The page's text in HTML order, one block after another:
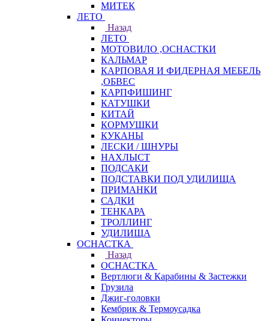
МИТЕК
ЛЕТО
Назад
ЛЕТО
МОТОВИЛО ,ОСНАСТКИ
КАЛЬМАР
КАРПОВАЯ И ФИДЕРНАЯ МЕБЕЛЬ
,ОБВЕС
КАРПФИШИНГ
КАТУШКИ
КИТАЙ
КОРМУШКИ
КУКАНЫ
ЛЕСКИ / ШНУРЫ
НАХЛЫСТ
ПОДСАКИ
ПОДСТАВКИ ПОД УДИЛИЩА
ПРИМАНКИ
САДКИ
ТЕНКАРА
ТРОЛЛИНГ
УДИЛИЩА
ОСНАСТКА
Назад
ОСНАСТКА
Вертлюги & Карабины & Застежки
Грузила
Джиг-головки
Кембрик & Термоусадка